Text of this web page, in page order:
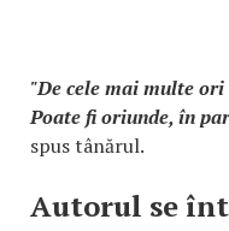
"De cele mai multe
Poate fi oriunde, în
spus tânărul.
Autorul se